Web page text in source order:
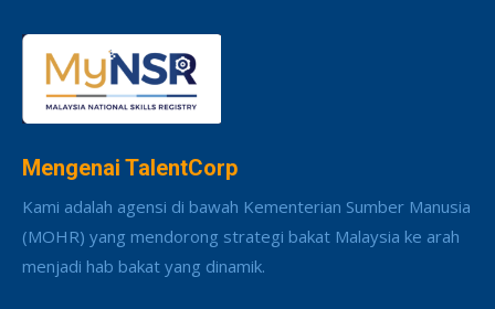
Mengenai TalentCorp
Kami adalah agensi di bawah Kementerian Sumber Manusia
(MOHR) yang mendorong strategi bakat Malaysia ke arah
menjadi hab bakat yang dinamik.